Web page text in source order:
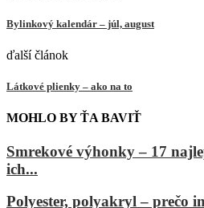
Bylinkový kalendár – júl, august
ďalší článok
Látkové plienky – ako na to
MOHLO BY ŤA BAVIŤ
Smrekové výhonky – 17
ich...
Polyester, polyakryl – prečo